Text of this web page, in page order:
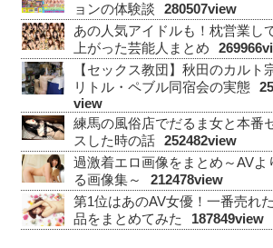
ョンの体験談
280507view
あの人気アイドルも！枕営業し
上がった芸能人まとめ
【セックス教団】秋田のカル
リトル・ペブル同宿会の実態
view
練馬の風俗店でだるま女と本番
スした時の話
252482view
過激着エロ画像をまとめ～AVよ
る画像集～
212478view
第1位はあのAV女優！一番売れ
品をまとめてみた
187849view